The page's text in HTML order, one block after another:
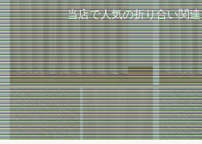
当店で人気の折り合い関